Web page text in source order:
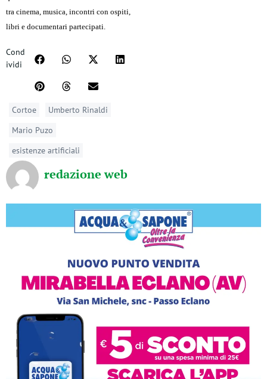
tra cinema, musica, incontri con ospiti,
libri e documentari partecipati.
Cond
ividi
Cortoe
Umberto Rinaldi
Mario Puzo
esistenze artificiali
redazione web